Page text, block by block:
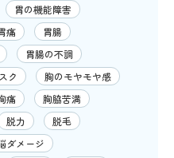
胃の機能障害
痛
胃腸
胃腸の不調
ク
胸のモヤモヤ感
痛
胸脇苦満
脱力
脱毛
ダメージ